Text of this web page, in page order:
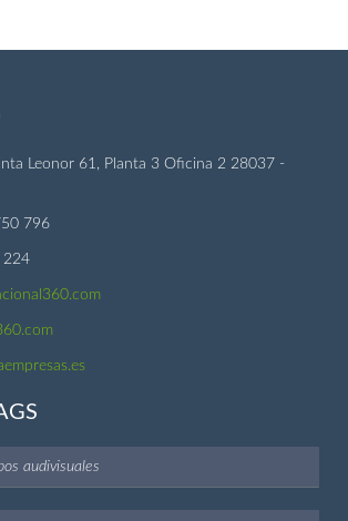
Leonor 61, Planta 3 Oficina 2 28037 -
796
224
audivisuales